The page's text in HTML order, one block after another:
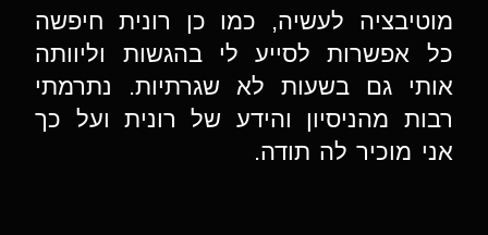
מוטיבציה לעשיה, כמו כן רונית חיפשה
כל אפשרות לסייע לי בהגשות וליוותה
אותי גם בשעות לא שגרתיות. נתרמתי
רבות מהניסיון והידע של רונית ועל כך
אני מוכיר לה תודה.